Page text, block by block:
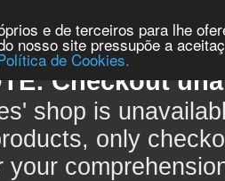
e de terceiros para lhe
nosso site pressupõe a
de Cookies.
Checkout
shop is
only
your